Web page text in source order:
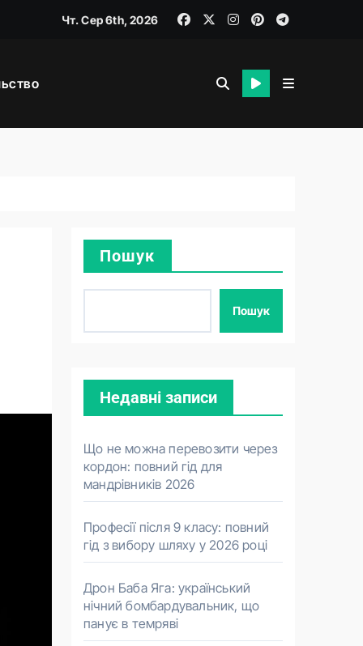
Чт. Сер 6th, 2026
Пошук
Пошук
Недавні записи
Що не можна перевозити через
кордон: повний гід для
мандрівників 2026
Професії після 9 класу: повний
гід з вибору шляху у 2026 році
Дрон Баба Яга: український
нічний бомбардувальник, що
панує в темряві